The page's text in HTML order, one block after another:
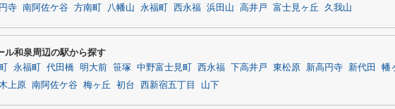
寺 南阿佐ケ谷 方南町 八幡山 永福町 西永福 浜田山 高井戸 富士見ヶ丘 久我山
ル和泉周辺の駅から探す
永福町 代田橋 明大前 笹塚 中野富士見町 西永福 下高井戸 東松原 新高円寺 新代田 幡
上原
南阿佐ケ谷 梅ヶ丘 初台 西新宿五丁目 山下